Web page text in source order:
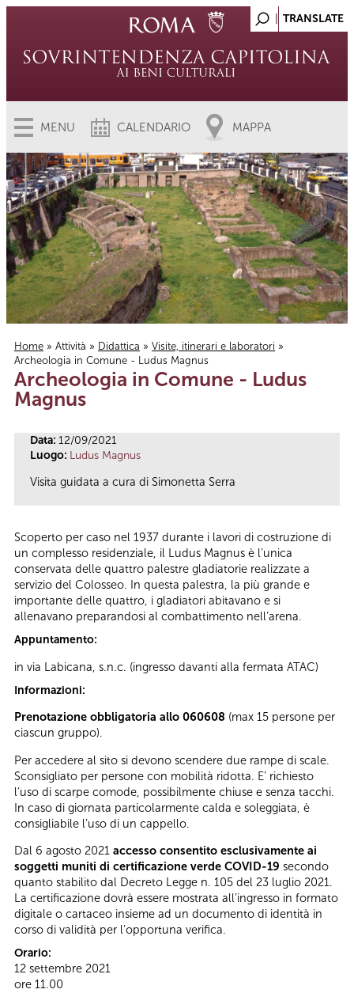
MENU CALENDARIO MAPPA
Tu sei qui
Home » Attività » Didattica » Visite, itinerari e laboratori »
Archeologia in Comune - Ludus Magnus
Archeologia in Comune - Ludus
Magnus
Data: 12/09/2021
Luogo: Ludus Magnus
Visita guidata a cura di Simonetta Serra
Scoperto per caso nel 1937 durante i lavori di costruzione di
un complesso residenziale, il Ludus Magnus è l’unica
conservata delle quattro palestre gladiatorie realizzate a
servizio del Colosseo. In questa palestra, la più grande e
importante delle quattro, i gladiatori abitavano e si
allenavano preparandosi al combattimento nell’arena.
Appuntamento:
in via Labicana, s.n.c. (ingresso davanti alla fermata ATAC)
Informazioni:
Prenotazione obbligatoria allo 060608 (max 15 persone per
ciascun gruppo).
Per accedere al sito si devono scendere due rampe di scale.
Sconsigliato per persone con mobilità ridotta. E’ richiesto
l’uso di scarpe comode, possibilmente chiuse e senza tacchi.
In caso di giornata particolarmente calda e soleggiata, è
consigliabile l’uso di un cappello.
Dal 6 agosto 2021 accesso consentito esclusivamente ai
soggetti muniti di certificazione verde COVID-19 secondo
quanto stabilito dal Decreto Legge n. 105 del 23 luglio 2021.
La certificazione dovrà essere mostrata all’ingresso in formato
digitale o cartaceo insieme ad un documento di identità in
corso di validità per l’opportuna verifica.
Orario:
12 settembre 2021
ore 11.00